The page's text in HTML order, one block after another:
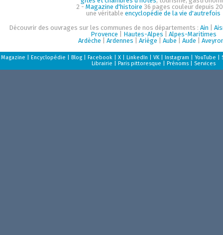
2 - Magazine d'histoire 36 pages couleur depuis
une véritable encyclopédie de la vie d'autrefois
Découvrir des ouvrages sur les communes de nos départements : Ain
Provence
Hautes-Alpes
Alpes-Maritimes
Ardèche
Ardennes Ariège Aube Aude
Magazine Encyclopédie Blog| Facebook| X| LinkedIn VK| Instagram YouTube
Librairie
Paris pittoresque Prénoms| Services